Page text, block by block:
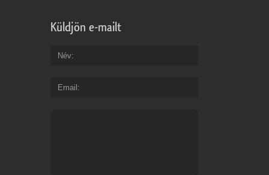
Küldjön e-mailt
Név
Email